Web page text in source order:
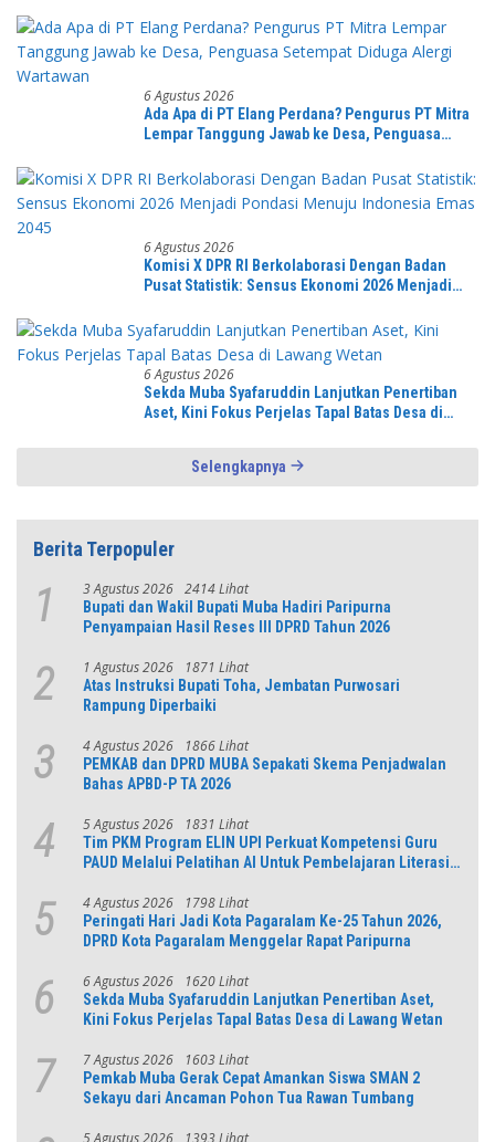
6 Agustus 2026
Ada Apa di PT Elang Perdana? Pengurus PT Mitra
Lempar Tanggung Jawab ke Desa, Penguasa
6 Agustus 2026
Komisi X DPR RI Berkolaborasi Dengan Badan
Pusat Statistik: Sensus Ekonomi 2026 Menjadi
6 Agustus 2026
Sekda Muba Syafaruddin Lanjutkan Penertiban
Aset, Kini Fokus Perjelas Tapal Batas Desa di
Selengkapnya
Berita Terpopuler
1 3 Agustus 2026 2414 Lihat
Bupati dan Wakil Bupati Muba Hadiri Paripurna
Penyampaian Hasil Reses III DPRD Tahun 2026
2 1 Agustus 2026 1871 Lihat
Atas Instruksi Bupati Toha, Jembatan Purwosari
Rampung Diperbaiki
3 4 Agustus 2026 1866 Lihat
PEMKAB dan DPRD MUBA Sepakati Skema Penjadwalan
Bahas APBD-P TA 2026
4 5 Agustus 2026 1831 Lihat
Tim PKM Program ELIN UPI Perkuat Kompetensi Guru
PAUD Melalui Pelatihan AI Untuk Pembelajaran Literasi
5 4 Agustus 2026 1798 Lihat
Peringati Hari Jadi Kota Pagaralam Ke-25 Tahun 2026,
DPRD Kota Pagaralam Menggelar Rapat Paripurna
6 6 Agustus 2026 1620 Lihat
Sekda Muba Syafaruddin Lanjutkan Penertiban Aset,
Kini Fokus Perjelas Tapal Batas Desa di Lawang Wetan
7 7 Agustus 2026 1603 Lihat
Pemkab Muba Gerak Cepat Amankan Siswa SMAN 2
Sekayu dari Ancaman Pohon Tua Rawan Tumbang
5 Agustus 2026 1393 Lihat